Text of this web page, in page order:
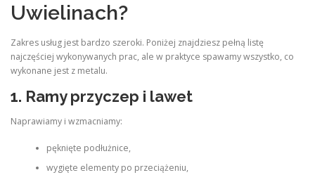
Uwielinach?
Zakres usług jest bardzo szeroki. Poniżej znajdziesz pełną listę
najczęściej wykonywanych prac, ale w praktyce spawamy wszystko, co
wykonane jest z metalu.
1. Ramy przyczep i lawet
Naprawiamy i wzmacniamy:
pęknięte podłużnice,
wygięte elementy po przeciążeniu,